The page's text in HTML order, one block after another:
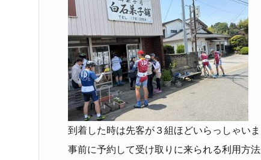
到着した時は先客が３組ほどいらっしゃいま
事前に予約して受け取りに来られる利用方法